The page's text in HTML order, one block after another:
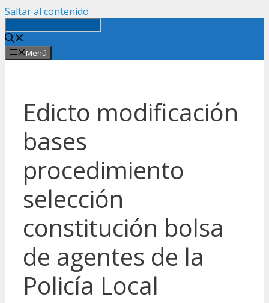
Saltar al contenido
Menú
Edicto modificación
bases
procedimiento
selección
constitución bolsa
de agentes de la
Policía Local